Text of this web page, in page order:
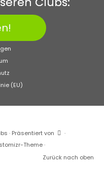
(EU)
· Präsentiert von
·
Theme·
Zurück nach oben